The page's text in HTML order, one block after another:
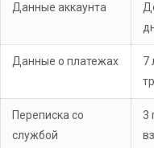
Данные аккаунта
Данные о платежах
7
Переписка со
службой
3